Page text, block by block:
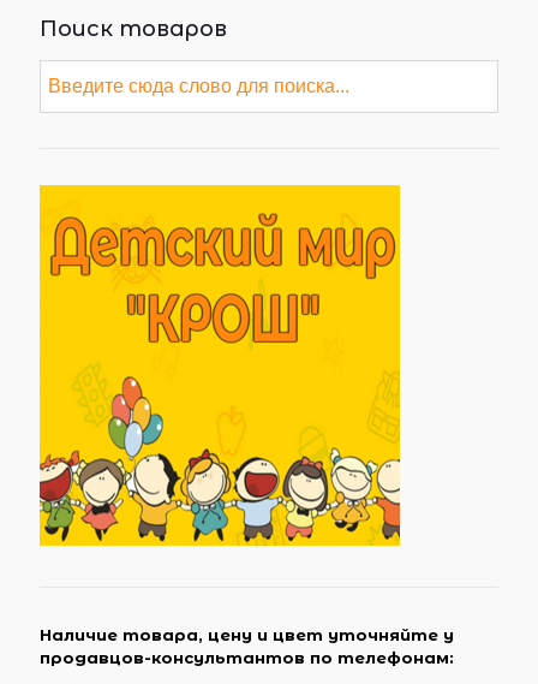
Поиск товаров
Наличие товара, цену и цвет уточняйте у
продавцов-консультантов по телефонам: